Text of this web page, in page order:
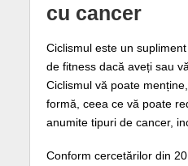
cu cancer
Ciclismul este un
de fitness dacă aveți sau
Ciclismul vă poate
formă, ceea ce vă poate
anumite tipuri de cancer,
Conform cercetărilor din